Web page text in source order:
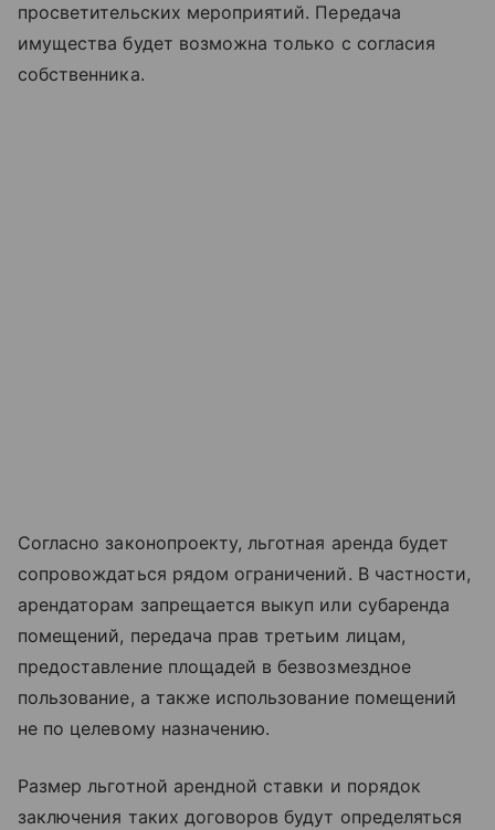
просветительских мероприятий. Передача
имущества будет возможна только с согласия
собственника.
Согласно законопроекту, льготная аренда будет
сопровождаться рядом ограничений. В частности,
арендаторам запрещается выкуп или субаренда
помещений, передача прав третьим лицам,
предоставление площадей в безвозмездное
пользование, а также использование помещений
не по целевому назначению.
Размер льготной арендной ставки и порядок
заключения таких договоров будут определяться